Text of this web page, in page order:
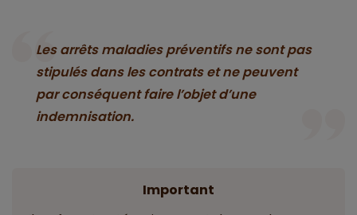
Les arrêts maladies préventifs ne sont pas
stipulés dans les contrats et ne peuvent
par conséquent faire l’objet d’une
indemnisation.
Important